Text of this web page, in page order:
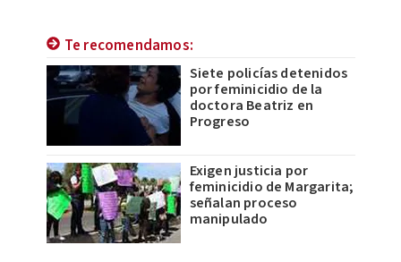
Te recomendamos:
Siete policías detenidos
por feminicidio de la
doctora Beatriz en
Progreso
Exigen justicia por
feminicidio de Margarita;
señalan proceso
manipulado